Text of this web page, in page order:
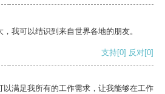
我可以结识到来自世界各地的朋友。
支持[0] 反对[0]
以满足我所有的工作需求，让我能够在工作